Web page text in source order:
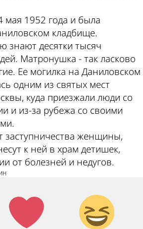
1952 года и была
кладбище.
знают десятки тысяч
Матронушка - так ласково
Ее могилка на Даниловском
одним из святых мест
куда приезжали люди со
и из-за рубежа со своими
заступничества женщины,
к ней в храм детишек,
от болезней и недугов.
Лайк!
Дикий
смех!